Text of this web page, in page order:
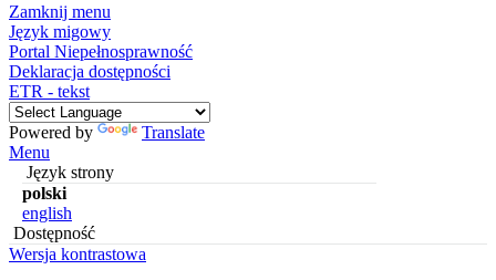
Zamknij menu
Język migowy
Portal Niepełnosprawność
Deklaracja dostępności
ETR - tekst
Powered by
Translate
Menu
Język strony
polski
english
Dostępność
Wersja kontrastowa